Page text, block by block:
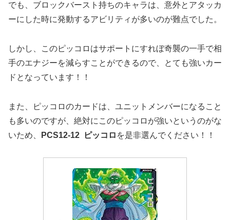
でも、ブロックバースト持ちのキャラは、意外とアタッカ
ーにした時に発動するアビリティが多いのが難点でした。
しかし、このピッコロはサポートにすれぼ奇襲の一手で相
手のエナジーを減らすことができるので、とても強いカー
ドとなっています！！
また、ピッコロのカードは、ユニットメンバーになること
も多いのですが、絶対にこのピッコロが強いというのがな
いため、
PCS12-12 ピッコロ を是非選んでください！！